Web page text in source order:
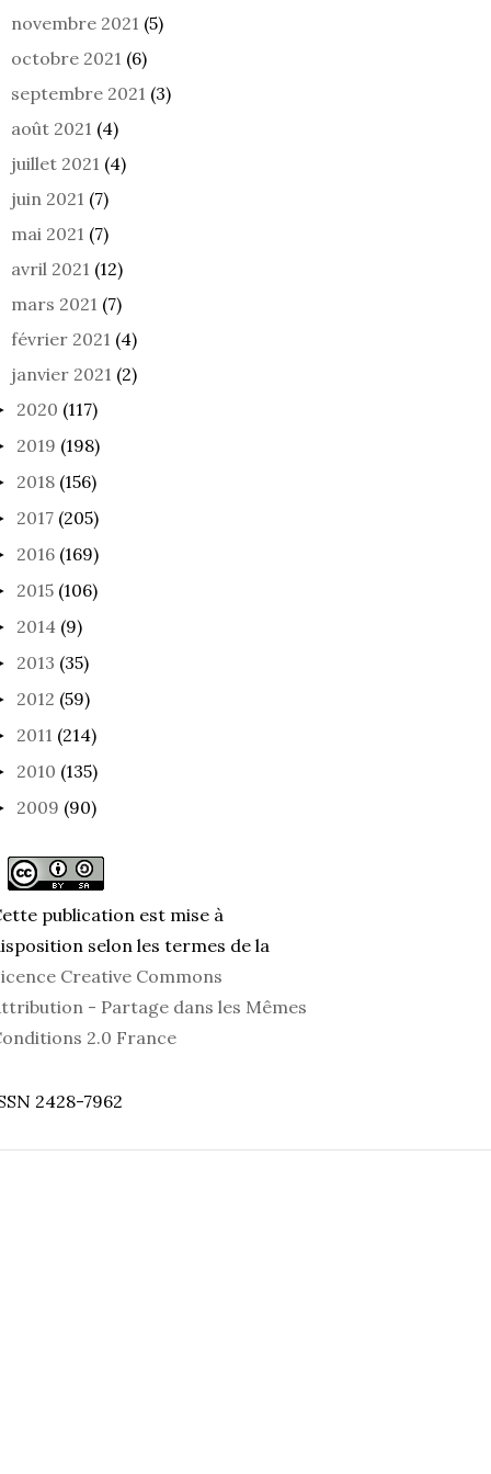
novembre 2021 (5)
octobre 2021 (6)
septembre 2021 (3)
août 2021 (4)
juillet 2021 (4)
juin 2021 (7)
mai 2021 (7)
avril 2021 (12)
mars 2021 (7)
février 2021 (4)
janvier 2021 (2)
2020 (117)
2019 (198)
2018 (156)
2017 (205)
2016 (169)
2015 (106)
2014 (9)
2013 (35)
2012 (59)
2011 (214)
2010 (135)
2009 (90)
publication est mise à
selon les termes de la
Creative Commons
- Partage dans les Mêmes
2.0 France
2428-7962